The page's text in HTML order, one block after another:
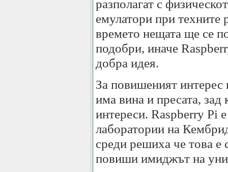
разполагат с
емулатори при техните
времето нещата ще се
подобри, иначе
добра идея.
За повишеният
има вина и пресата,
интереси. Raspberry Pi
лаборатории на
среди решиха че това е
повиши имиджът на